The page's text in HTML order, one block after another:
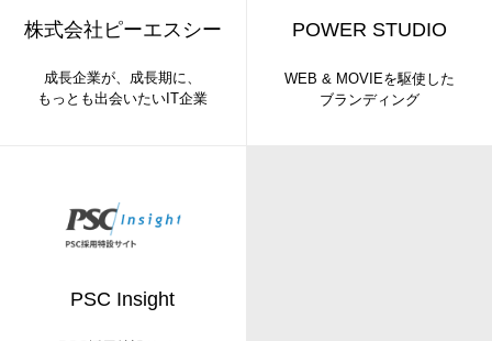
株式会社ピーエスシー
成長企業が、成長期に、
もっとも出会いたいIT企業
POWER STUDIO
WEB & MOVIEを駆使した
ブランディング
PSC Insight